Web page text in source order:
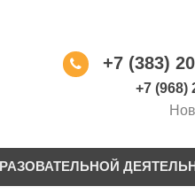
+7 (383)
+7 (968)